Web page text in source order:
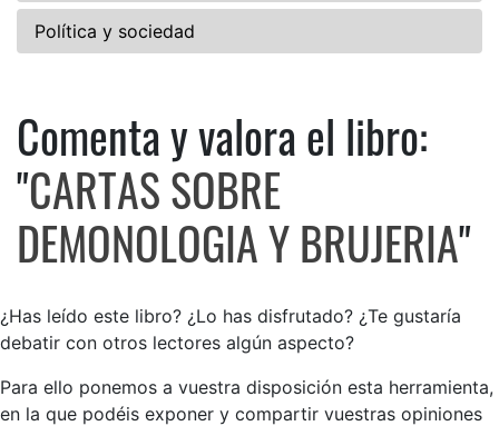
Política y sociedad
Comenta y valora el libro:
Comenta y valora el libro:
"CARTAS SOBRE
DEMONOLOGIA Y BRUJERIA"
¿Has leído este libro? ¿Lo has disfrutado? ¿Te gustaría
debatir con otros lectores algún aspecto?
Para ello ponemos a vuestra disposición esta herramienta,
en la que podéis exponer y compartir vuestras opiniones